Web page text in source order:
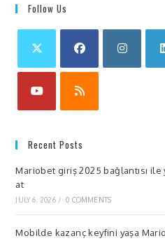
Follow Us
Recent Posts
Mariobet giriş 2025 bağlantısı ile
at
JULY 6, 2026 / 0 COMMENTS
Mobilde kazanç keyfini yaşa